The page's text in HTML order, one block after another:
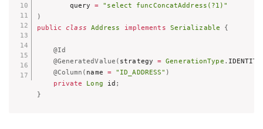
		query
= "select funcConcatAddress(?1)"
)
public class Address implements Serializable {
@Id
@GeneratedValue ( strategy = GenerationType . IDENTITY
@Column ( name = "ID_ADDRESS" )
private
Long id ;
}